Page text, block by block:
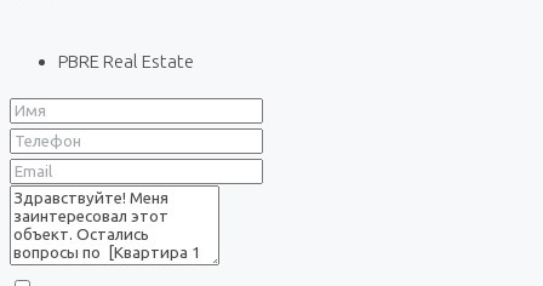
PBRE Real Estate